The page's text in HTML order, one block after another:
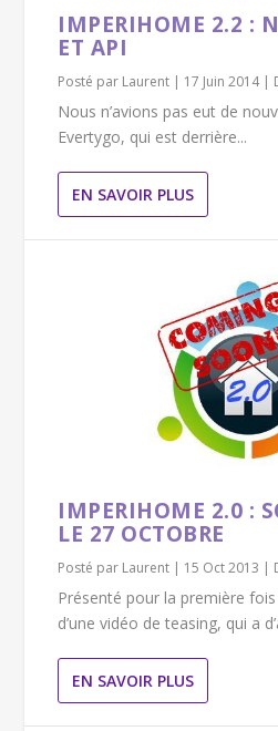
IMPERIHOME 2.2 :
ET API
Posté par Laurent | 17 Juin 2014|
Nous n’avions pas eut de
Evertygo, qui est derrière...
EN SAVOIR PLUS
IMPERIHOME 2.0 :
LE 27 OCTOBRE
Posté par Laurent | 15 Oct 2013 |
Présenté pour la première
d’une vidéo de teasing, qui a
EN SAVOIR PLUS